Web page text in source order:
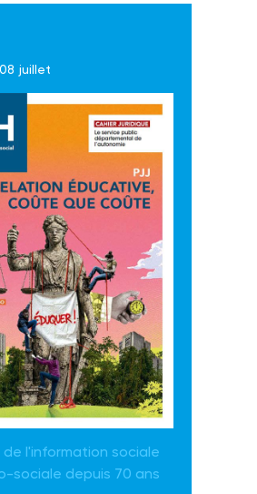
juillet
de l'information sociale
sociale depuis 70 ans